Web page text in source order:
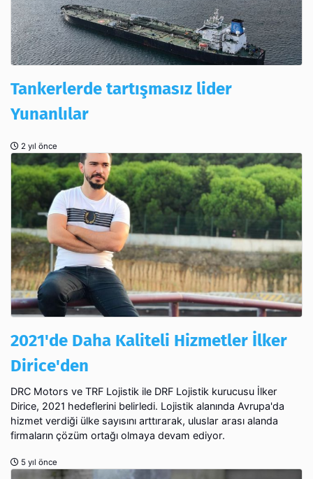
Tankerlerde tartışmasız lider
Yunanlılar
2 yıl önce
2021'de Daha Kaliteli Hizmetler İlker
Dirice'den
DRC Motors ve TRF Lojistik ile DRF Lojistik kurucusu İlker
Dirice, 2021 hedeflerini belirledi. Lojistik alanında Avrupa'da
hizmet verdiği ülke sayısını arttırarak, uluslar arası alanda
firmaların çözüm ortağı olmaya devam ediyor.
5 yıl önce